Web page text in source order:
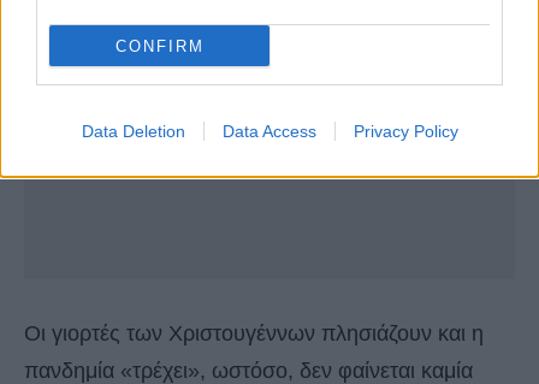
CONFIRM
Data Deletion Data Access Privacy Policy
Οι γιορτές των Χριστουγέννων πλησιάζουν και η
πανδημία «τρέχει», ωστόσο, δεν φαίνεται καμία